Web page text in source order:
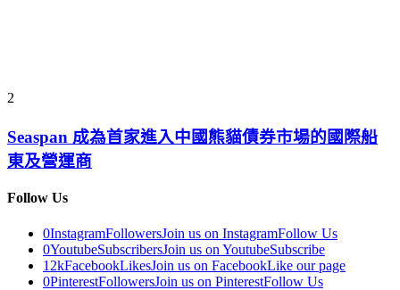
2
Seaspan 成為首家進入中國熊貓債券市場的國際船
東及營運商
Follow Us
0InstagramFollowersJoin us on InstagramFollow Us
0YoutubeSubscribersJoin us on YoutubeSubscribe
12kFacebookLikesJoin us on FacebookLike our page
0PinterestFollowersJoin us on PinterestFollow Us